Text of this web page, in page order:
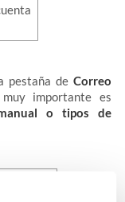
pestaña de Correo
importante es
o tipos de